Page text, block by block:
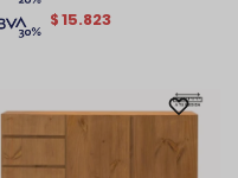
$15.823